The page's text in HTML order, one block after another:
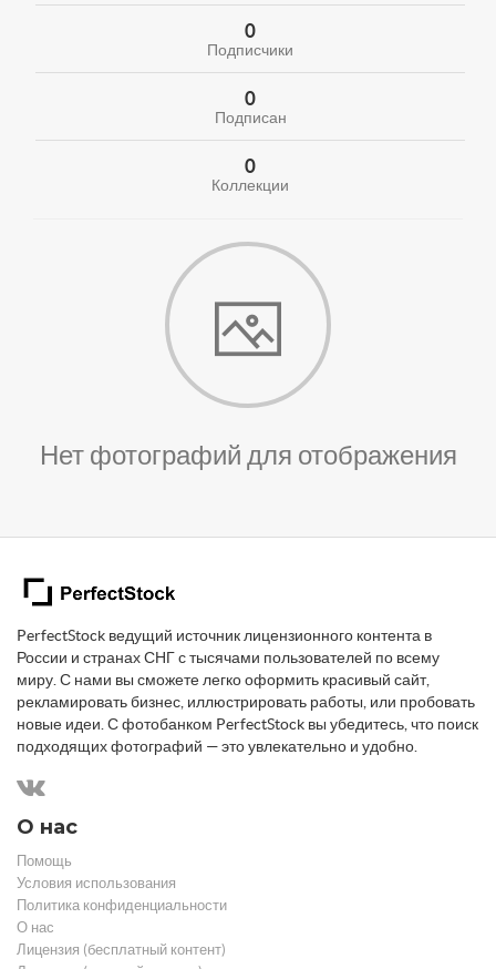
0
Подписчики
0
Подписан
0
Коллекции
Нет фотографий для отображения
PerfectStock ведущий источник лицензионного контента в
России и странах СНГ с тысячами пользователей по всему
миру. С нами вы сможете легко оформить красивый сайт,
рекламировать бизнес, иллюстрировать работы, или пробовать
новые идеи. С фотобанком PerfectStock вы убедитесь, что поиск
подходящих фотографий — это увлекательно и удобно.
О нас
Помощь
Условия использования
Политика конфиденциальности
О нас
Лицензия (бесплатный контент)